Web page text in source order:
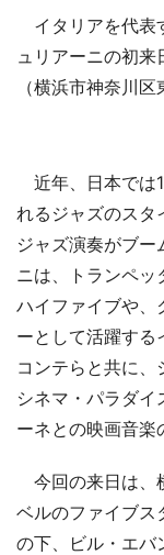
イタリアを代表
ュリアーニの初
（横浜市神奈川
近年、日本では
れるジャズのスタ
ジャズ演奏がブ
ニは、トランペッ
ハイファイブや、
ーとして活躍する
コンテらと共に、
シネマ・パラダイ
ーネとの映画音楽
今回の来日は、
ベルのファイブス
の下、ビル・エバ